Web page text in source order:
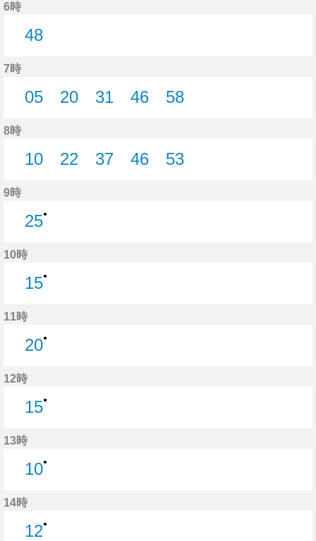
6時
48
7時
05
20
31
46
58
8時
10
22
37
46
53
9時
25●
10時
15●
11時
20●
12時
15●
13時
10●
14時
12●